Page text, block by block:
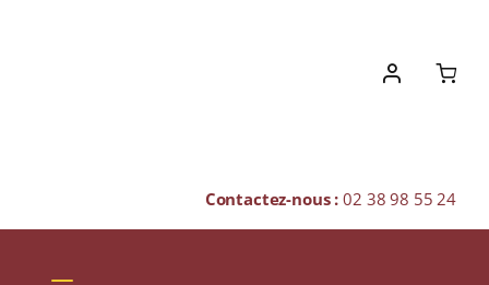
Contactez-nous :02 38 98 55 24